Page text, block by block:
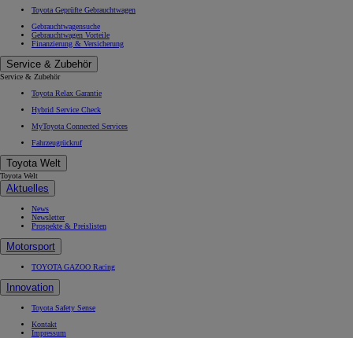
Toyota Geprüfte Gebrauchtwagen
Gebrauchtwagensuche
Gebrauchtwagen Vorteile
Finanzierung & Versicherung
Service & Zubehör
Service & Zubehör
Toyota Relax Garantie
Hybrid Service Check
MyToyota Connected Services
Fahrzeugrückruf
Toyota Welt
Toyota Welt
Aktuelles
News
Newsletter
Prospekte & Preislisten
Motorsport
TOYOTA GAZOO Racing
Innovation
Toyota Safety Sense
Kontakt
Impressum